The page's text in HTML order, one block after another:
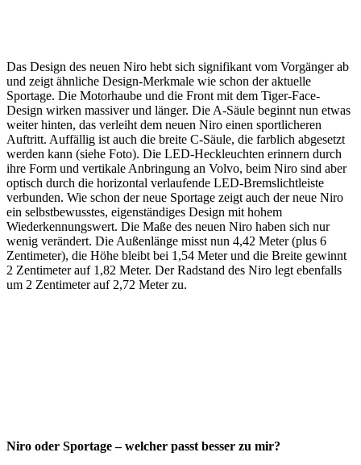
Das Design des neuen Niro hebt sich signifikant vom Vorgänger ab
und zeigt ähnliche Design-Merkmale wie schon der aktuelle
Sportage. Die Motorhaube und die Front mit dem Tiger-Face-
Design wirken massiver und länger. Die A-Säule beginnt nun etwas
weiter hinten, das verleiht dem neuen Niro einen sportlicheren
Auftritt. Auffällig ist auch die breite C-Säule, die farblich abgesetzt
werden kann (siehe Foto). Die LED-Heckleuchten erinnern durch
ihre Form und vertikale Anbringung an Volvo, beim Niro sind aber
optisch durch die horizontal verlaufende LED-Bremslichtleiste
verbunden. Wie schon der neue Sportage zeigt auch der neue Niro
ein selbstbewusstes, eigenständiges Design mit hohem
Wiederkennungswert. Die Maße des neuen Niro haben sich nur
wenig verändert. Die Außenlänge misst nun 4,42 Meter (plus 6
Zentimeter), die Höhe bleibt bei 1,54 Meter und die Breite gewinnt
2 Zentimeter auf 1,82 Meter. Der Radstand des Niro legt ebenfalls
um 2 Zentimeter auf 2,72 Meter zu.
Niro oder Sportage – welcher passt besser zu mir?